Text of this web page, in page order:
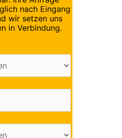
nach Eingang
wir setzen uns
in Verbindung.